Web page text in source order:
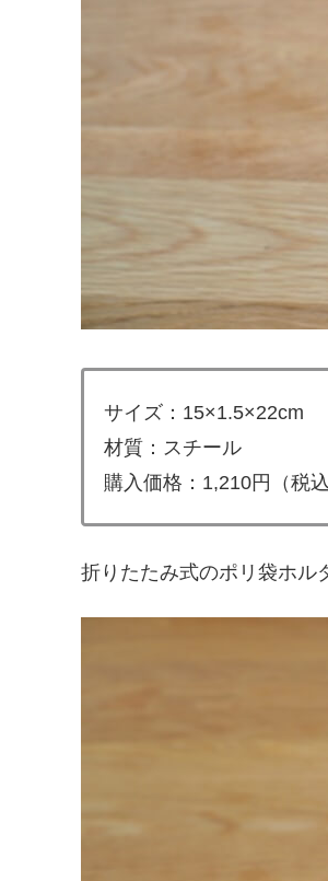
サイズ：15×1.5×22cm
材質：スチール
購入価格：1,210円（税込
折りたたみ式のポリ袋ホル